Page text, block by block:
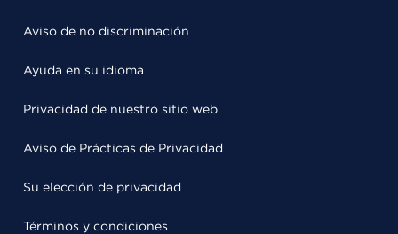
Aviso de no discriminación
Ayuda en su idioma
Privacidad de nuestro sitio web
Aviso de Prácticas de Privacidad
Su elección de privacidad
Términos y condiciones